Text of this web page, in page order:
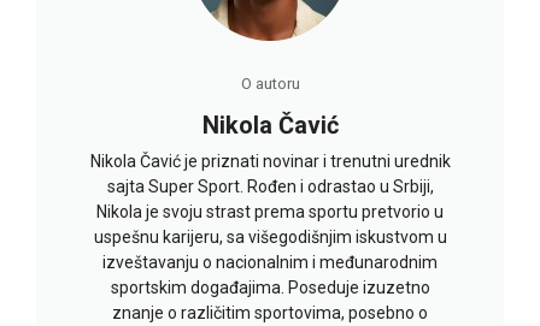
O autoru
Nikola Čavić
Nikola Čavić je priznati novinar i trenutni urednik
sajta Super Sport. Rođen i odrastao u Srbiji,
Nikola je svoju strast prema sportu pretvorio u
uspešnu karijeru, sa višegodišnjim iskustvom u
izveštavanju o nacionalnim i međunarodnim
sportskim događajima. Poseduje izuzetno
znanje o različitim sportovima, posebno o